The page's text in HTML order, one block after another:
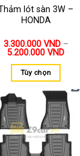
lót sàn 3W –
HONDA
3.300.000 VND–
5.200.000 VND
Tùy chọn
Thêm
vào
yêu
thích